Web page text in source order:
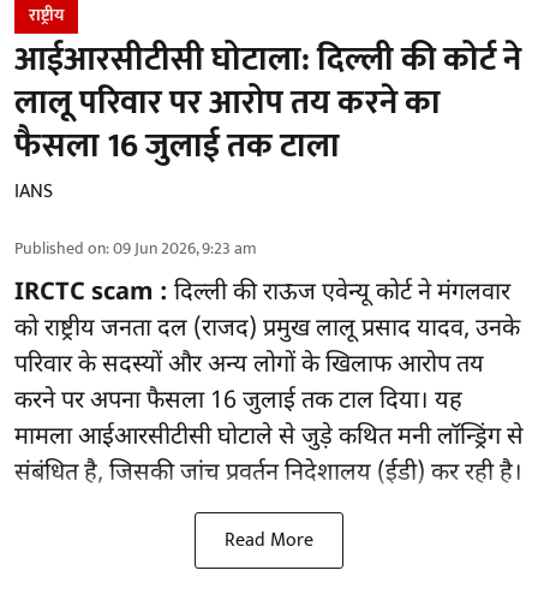
राष्ट्रीय
आईआरसीटीसी घोटाला: दिल्ली की कोर्ट ने
लालू परिवार पर आरोप तय करने का
फैसला 16 जुलाई तक टाला
IANS
Published on:09 Jun 2026, 9:23 am
IRCTC scam : दिल्ली की राऊज एवेन्यू कोर्ट ने मंगलवार
को राष्ट्रीय जनता दल (राजद) प्रमुख लालू प्रसाद यादव, उनके
परिवार के सदस्यों और अन्य लोगों के खिलाफ आरोप तय
करने पर अपना फैसला 16 जुलाई तक टाल दिया। यह
मामला आईआरसीटीसी घोटाले से जुड़े कथित मनी लॉन्ड्रिंग से
संबंधित है, जिसकी जांच प्रवर्तन निदेशालय (ईडी) कर रही है।
Read More